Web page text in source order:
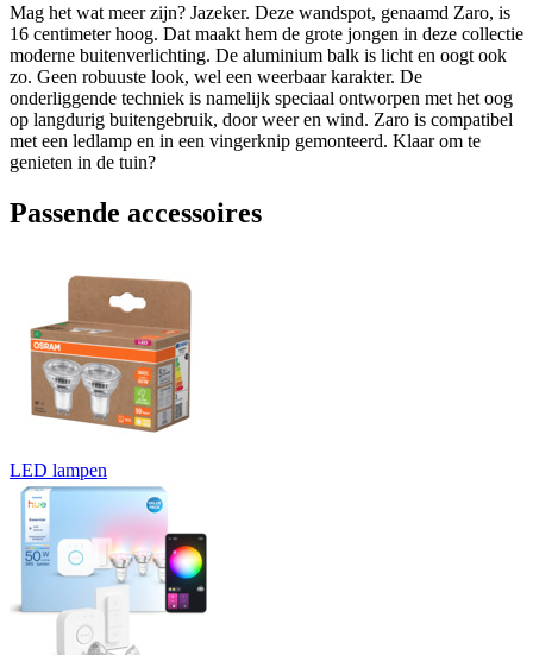
Mag het wat meer zijn? Jazeker. Deze wandspot, genaamd Zaro, is
16 centimeter hoog. Dat maakt hem de grote jongen in deze collectie
moderne buitenverlichting. De aluminium balk is licht en oogt ook
zo. Geen robuuste look, wel een weerbaar karakter. De
onderliggende techniek is namelijk speciaal ontworpen met het oog
op langdurig buitengebruik, door weer en wind. Zaro is compatibel
met een ledlamp en in een vingerknip gemonteerd. Klaar om te
genieten in de tuin?
Passende accessoires
LED lampen